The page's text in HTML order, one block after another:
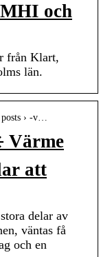
och
från Klart,
län.
posts › ️-v…
Värme
att
delar av
väntas få
och en